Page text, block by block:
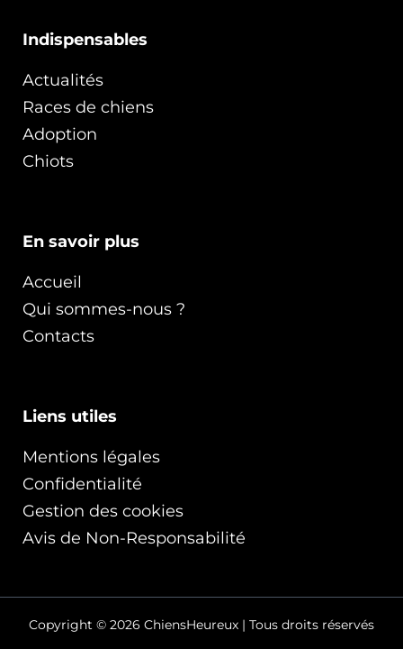
Indispensables
Actualités
Races de chiens
Adoption
Chiots
En savoir plus
Accueil
Qui sommes-nous ?
Contacts
Liens utiles
Mentions légales
Confidentialité
Gestion des cookies
Avis de Non-Responsabilité
Copyright © 2026 ChiensHeureux | Tous droits réservés